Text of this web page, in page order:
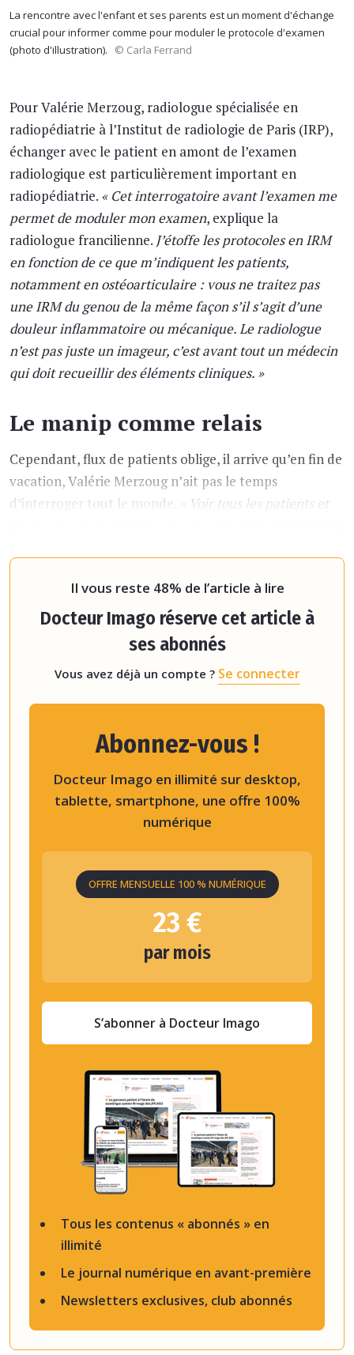
La rencontre avec l'enfant et ses parents est un moment d'échange
crucial pour informer comme pour moduler le protocole d'examen
(photo d'illustration).
© Carla Ferrand
Pour Valérie Merzoug, radiologue spécialisée en
radiopédiatrie à l’Institut de radiologie de Paris (IRP),
échanger avec le patient en amont de l’examen
radiologique est particulièrement important en
radiopédiatrie. « Cet interrogatoire avant l’examen me
permet de moduler mon examen, explique la
radiologue francilienne. J’étoffe les protocoles en IRM
en fonction de ce que m’indiquent les patients,
notamment en ostéoarticulaire : vous ne traitez pas
une IRM du genou de la même façon s’il s’agit d’une
douleur inflammatoire ou mécanique. Le radiologue
n’est pas juste un imageur, c’est avant tout un médecin
qui doit recueillir des éléments cliniques. »
Le manip comme relais
Cependant, flux de patients oblige, il arrive qu’en fin de
vacation, Valérie Merzoug n’ait pas le temps
d’interroger tout le monde.
« Voir tous les patients et
Il vous reste 48% de l’article à lire
Docteur Imago réserve cet article à
ses abonnés
Vous avez déjà un compte ? Se connecter
Tous les contenus « abonnés » en
illimité
Le journal numérique en avant-première
Newsletters exclusives, club abonnés
Abonnez-vous !
Docteur Imago en illimité sur desktop,
tablette, smartphone, une offre 100%
numérique
OFFRE MENSUELLE 100 % NUMÉRIQUE
23 €
par mois
S’abonner à Docteur Imago